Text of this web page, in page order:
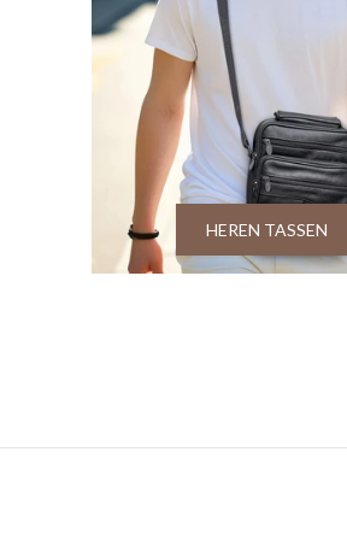
HEREN TASSEN